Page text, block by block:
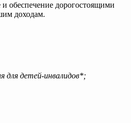
обеспечение дорогостоящими
доходам.
для детей-инвалидов*;